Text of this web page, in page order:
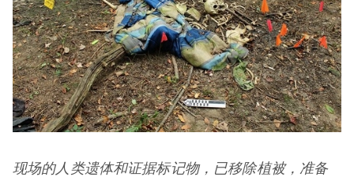
现场的人类遗体和证据标记物，已移除植被，准备